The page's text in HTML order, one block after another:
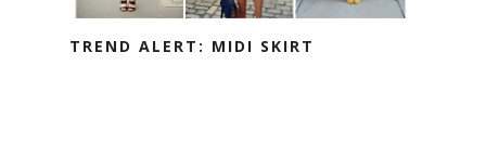
TREND ALERT: MIDI SKIRT